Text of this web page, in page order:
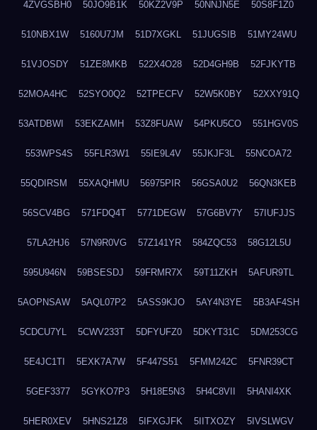
4ZVGSBH0 50JO9B1K 50KZ2V9P 50NNJN5E 50S8F1Z0
510NBX1W 5160U7JM 51D7XGKL 51JUGSIB 51MY24WU
51VJOSDY 51ZE8MKB 522X4O28 52D4GH9B 52FJKYTB
52MOA4HC 52SYO0Q2 52TPECFV 52W5K0BY 52XXY91Q
53ATDBWI 53EKZAMH 53Z8FUAW 54PKU5CO 551HGV0S
553WPS4S 55FLR3W1 55IE9L4V 55JKJF3L 55NCOA72
55QDIRSM 55XAQHMU 56975PIR 56GSA0U2 56QN3KEB
56SCV4BG 571FDQ4T 5771DEGW 57G6BV7Y 57IUFJJS
57LA2HJ6 57N9R0VG 57Z141YR 584ZQC53 58G12L5U
595U946N 59BSESDJ 59FRMR7X 59T11ZKH 5AFUR9TL
5AOPNSAW 5AQL07P2 5ASS9KJO 5AY4N3YE 5B3AF4SH
5CDCU7YL 5CWV233T 5DFYUFZ0 5DKYT31C 5DM253CG
5E4JC1TI 5EXK7A7W 5F447S51 5FMM242C 5FNR39CT
5GEF3377 5GYKO7P3 5H18E5N3 5H4C8VII 5HANI4XK
5HER0XEV 5HNS21Z8 5IFXGJFK 5IITXOZY 5IVSLWGV